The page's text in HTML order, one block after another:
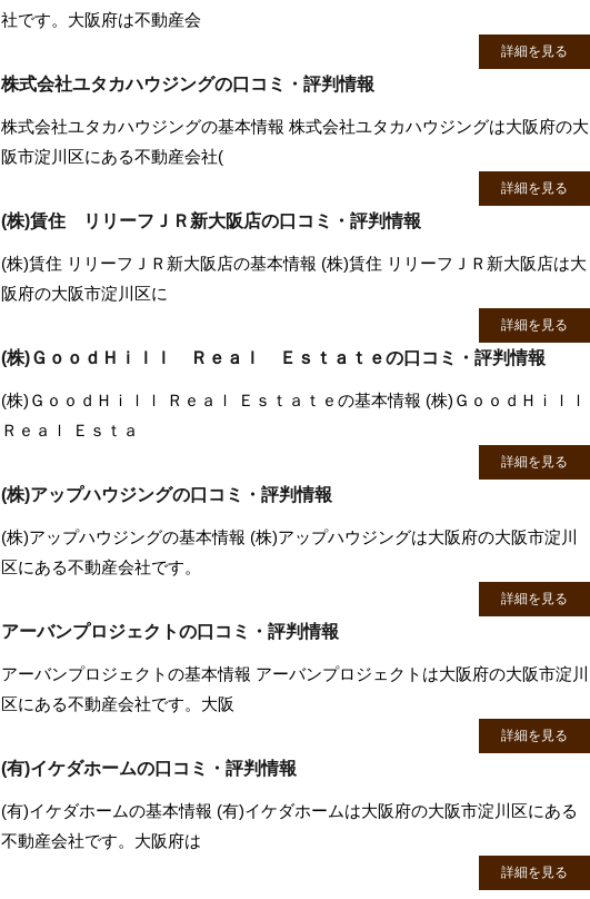
社です。大阪府は不動産会
詳細を見る
株式会社ユタカハウジングの口コミ・評判情報
株式会社ユタカハウジングの基本情報 株式会社ユタカハウジングは大阪府の大
阪市淀川区にある不動産会社(
詳細を見る
(株)賃住 リリーフＪＲ新大阪店の口コミ・評判情報
(株)賃住 リリーフＪＲ新大阪店の基本情報 (株)賃住 リリーフＪＲ新大阪店は大
阪府の大阪市淀川区に
詳細を見る
(株)ＧｏｏｄＨｉｌｌ Ｒｅａｌ Ｅｓｔａｔｅの口コミ・評判情報
(株)ＧｏｏｄＨｉｌｌ Ｒｅａｌ Ｅｓｔａｔｅの基本情報 (株)ＧｏｏｄＨｉｌｌ
Ｒｅａｌ Ｅｓｔａ
詳細を見る
(株)アップハウジングの口コミ・評判情報
(株)アップハウジングの基本情報 (株)アップハウジングは大阪府の大阪市淀川
区にある不動産会社です。
詳細を見る
アーバンプロジェクトの口コミ・評判情報
アーバンプロジェクトの基本情報 アーバンプロジェクトは大阪府の大阪市淀川
区にある不動産会社です。大阪
詳細を見る
(有)イケダホームの口コミ・評判情報
(有)イケダホームの基本情報 (有)イケダホームは大阪府の大阪市淀川区にある
不動産会社です。大阪府は
詳細を見る